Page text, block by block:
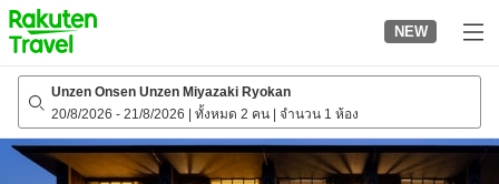
to
top
page
NEW
Unzen Onsen Unzen Miyazaki Ryokan
20/8/2026 - 21/8/2026 ทั้งหมด 2 คน จำนวน 1 ห้อง